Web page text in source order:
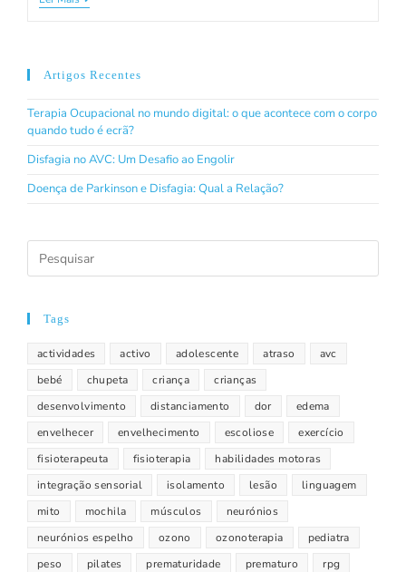
Artigos Recentes
Terapia Ocupacional no mundo digital: o que acontece com o corpo
quando tudo é ecrã?
Disfagia no AVC: Um Desafio ao Engolir
Doença de Parkinson e Disfagia: Qual a Relação?
Tags
actividades activo adolescente atraso
avc
bebé
chupeta criança
crianças
desenvolvimento
distanciamento dor
edema
envelhecer
envelhecimento escoliose
exercício
fisioterapeuta
fisioterapia
habilidades motoras
integração sensorial
isolamento lesão
linguagem
mito
mochila músculos
neurónios
neurónios espelho
ozono ozonoterapia
pediatra
peso
pilates prematuridade prematuro
rpg